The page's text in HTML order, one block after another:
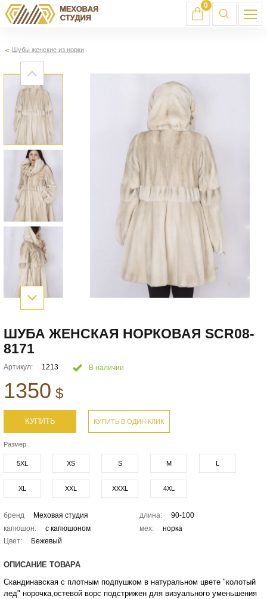
0
Шубы женские из норки
ШУБА ЖЕНСКАЯ НОРКОВАЯ SCR08-
8171
Артикул: 1213 В наличии
1350 $
КУПИТЬ КУПИТЬ В ОДИН КЛИК
Размер
5XL XS S M L
XL XXL XXXL 4XL
бренд Меховая студия длина:
90-100
капюшон:
с капюшоном мех:
норка
Цвет:
Бежевый
ОПИСАНИЕ ТОВАРА
Скандинавская с плотным подпушком в натуральном цвете "колотый
лед" норочка,остевой ворс подстрижен для визуального уменьшения